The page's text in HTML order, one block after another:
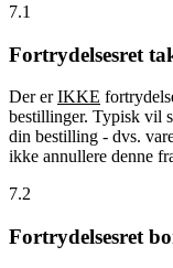
7.1
Fortrydelsesret
Der erIKKE
bestillinger. Typisk vil
din bestilling - dvs.
ikke annullere denne
7.2
Fortrydelsesret